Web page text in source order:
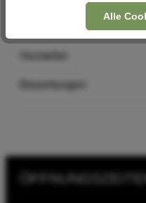
Empfohlener Umfang: 320
Bewertungen
Alle